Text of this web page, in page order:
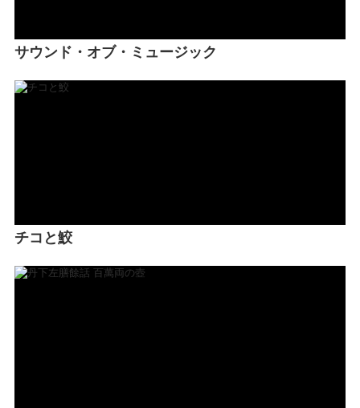
サウンド・オブ・ミュージック
チコと鮫